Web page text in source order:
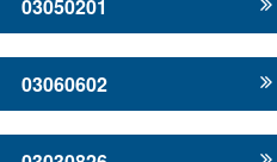
03050201
03060602